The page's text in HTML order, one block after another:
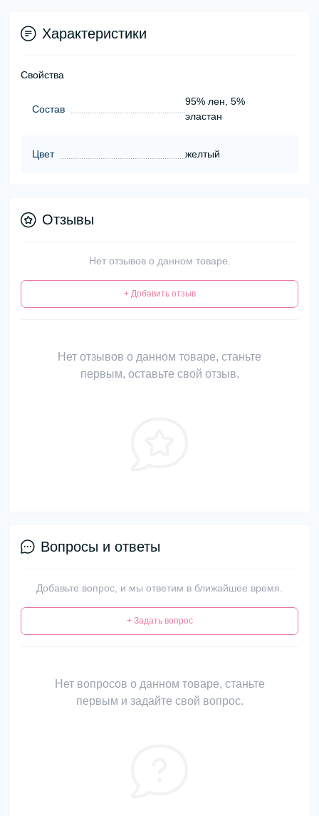
Характеристики
Свойства
Состав
95% лен, 5%
эластан
Цвет желтый
Отзывы
Нет отзывов о данном товаре.
+ Добавить отзыв
Нет отзывов о данном товаре, станьте
первым, оставьте свой отзыв.
Вопросы и ответы
Добавьте вопрос, и мы ответим в ближайшее время.
+ Задать вопрос
Нет вопросов о данном товаре, станьте
первым и задайте свой вопрос.